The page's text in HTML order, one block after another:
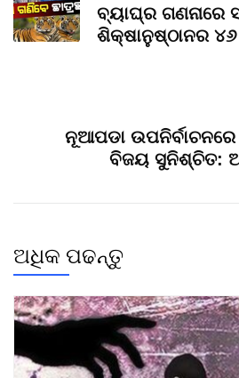
ବ୍ୟାଘ୍ର ଗଣନାରେ
ଶିକ୍ଷାନୁଷ୍ଠାନର ୪୬
ନୂଆପଡା
ବିଜୟ ସୁନିଶ୍ଚିତ:
ଅଧିକ ପଢନ୍ତୁ